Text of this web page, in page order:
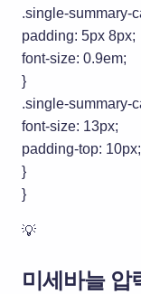
.single-summary-
padding: 5px 8px;
font-size: 0.9em;
}
.single-summary-
font-size: 13px;
padding-top: 10px;
}
}
💡
미세바늘 압